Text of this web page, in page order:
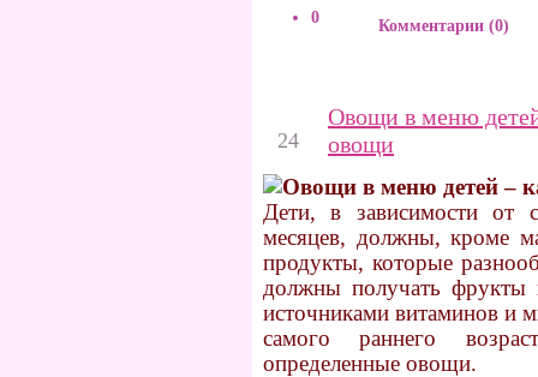
0 Комментарии (0)
24
Овощи в меню
овощи
Дети, в зависимости от
месяцев, должны, кроме
продукты, которые
должны получать фрукты
источниками витаминов и
самого раннего
определенные овощи.